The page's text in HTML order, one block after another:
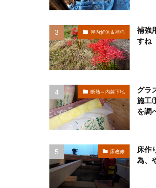
屋内解体＆補強
補強
すね
断熱～内装下地
グラ
施工
を調
床改修
床作
為、